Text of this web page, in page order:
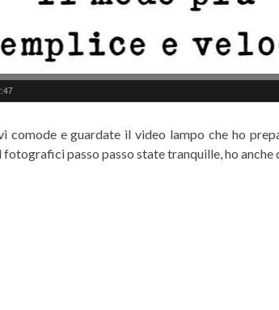
comode e guardate il video lampo che ho
passo passo state tranquille, ho anche